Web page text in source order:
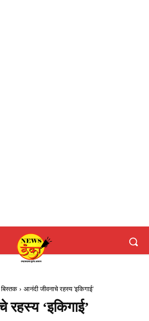
आनंदी जीवनाचे रहस्य 'इकिगाई'
रहस्य ‘इकिगाई’